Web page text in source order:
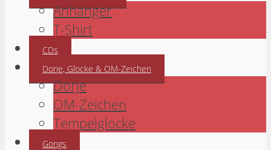
Anhänger
T-Shirt
CDs
Dorje, Glocke & OM-Zeichen
Dorje
OM-Zeichen
Tempelglocke
Gongs